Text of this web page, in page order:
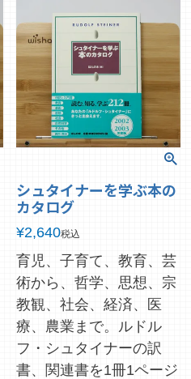
シュタイナーを学ぶ本の
カタログ
¥2,640税込
育児、子育て、教育、芸
術から、哲学、思想、宗
教観、社会、経済、医
療、農業まで。ルドル
フ・シュタイナーの訳
書、関連書を1冊1ページ